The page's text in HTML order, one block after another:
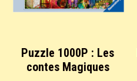
Puzzle 1000P : Les
contes Magiques